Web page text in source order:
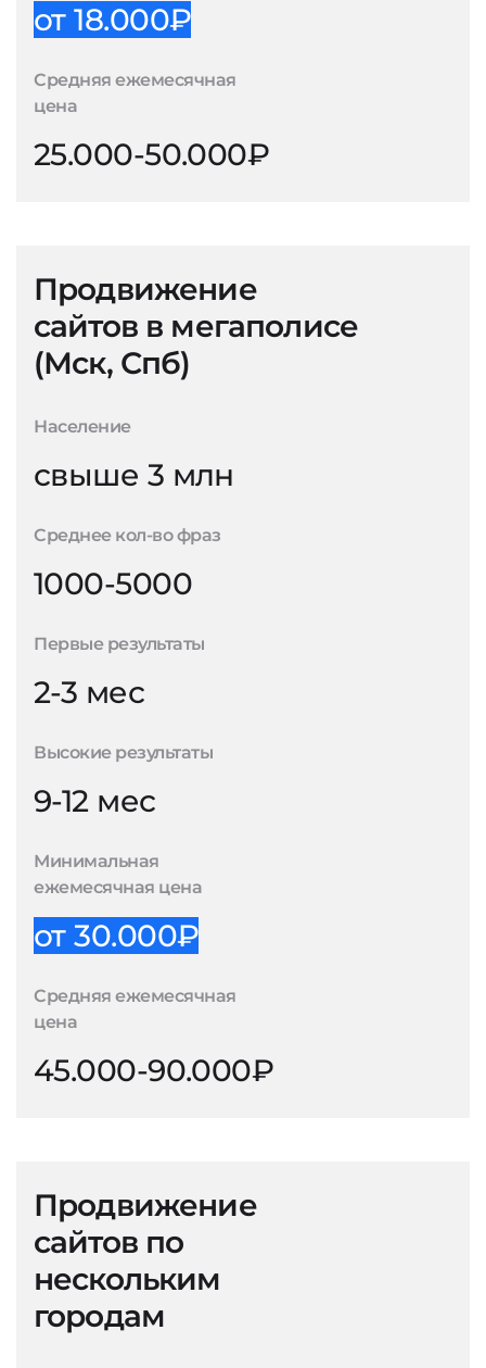
от 18.000₽
Средняя ежемесячная
цена
25.000-50.000₽
Продвижение
сайтов в мегаполисе
(Мск, Спб)
Население
свыше 3 млн
Среднее кол-во фраз
1000-5000
Первые результаты
2-3 мес
Высокие результаты
9-12 мес
Минимальная
ежемесячная цена
от 30.000₽
Средняя ежемесячная
цена
45.000-90.000₽
Продвижение
сайтов по
нескольким
городам